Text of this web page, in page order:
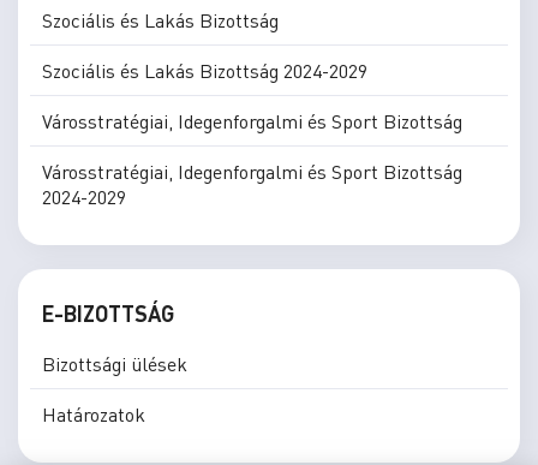
Szociális és Lakás Bizottság
Szociális és Lakás Bizottság 2024-2029
Városstratégiai, Idegenforgalmi és Sport Bizottság
Városstratégiai, Idegenforgalmi és Sport Bizottság
2024-2029
E-BIZOTTSÁG
Bizottsági ülések
Határozatok